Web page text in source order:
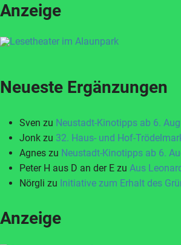
Anzeige
Neueste Ergänzungen
Sven zu Neustadt-Kinotipps ab 6.
Jonk zu 32. Haus- und Hof-
Agnes zu Neustadt-Kinotipps ab 6.
Peter H aus D an der E zu Aus
Nörgli zu Initiative zum Erhalt des
Anzeige